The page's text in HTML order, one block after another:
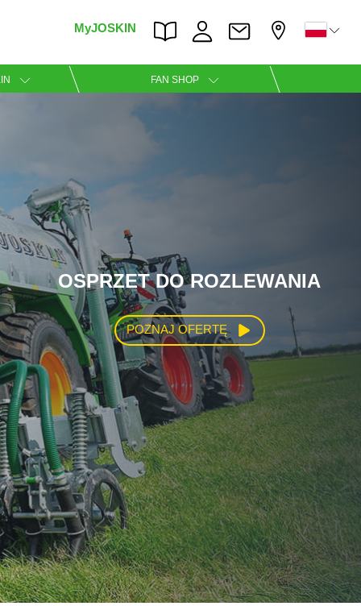
MyJOSKIN
FAN SHOP ×
×
Polski
Română
Български
Lietuvių kalba
Yкраїнська мова
한국의
Português
OSPRZET DO ROZLEWANIA
POZNAJ OFERTĘ